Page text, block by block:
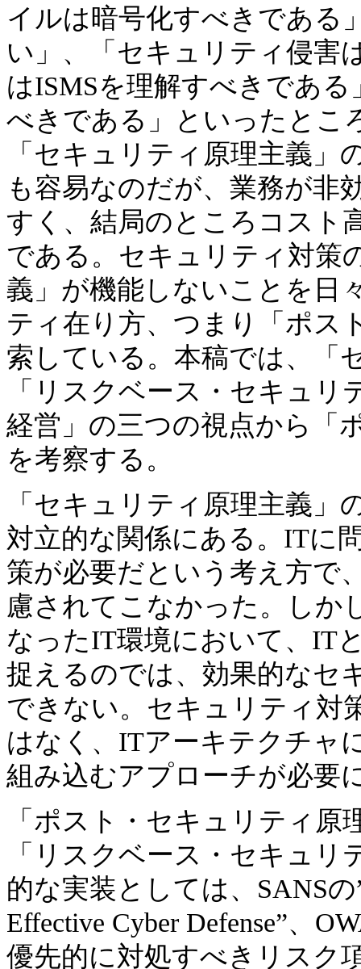
イルは暗号化すべきである
い」、「セキュリティ侵害
はISMSを理解すべきであ
べきである」といったとこ
「セキュリティ原理主義
も容易なのだが、業務が非
すく、結局のところコスト
である。セキュリティ対策
義」が機能しないことを日
ティ在り方、つまり「ポス
索している。本稿では、「
「リスクベース・セキュ
経営」の三つの視点から「
を考察する。
「セキュリティ原理主義
対立的な関係にある。ITに
策が必要だという考え方で
慮されてこなかった。しか
なったIT環境において、IT
捉えるのでは、効果的なセ
できない。セキュリティ対
はなく、ITアーキテクチャ
組み込むアプローチが必要
「ポスト・セキュリティ
「リスクベース・セキュ
的な実装としては、SANSの
Effective Cyber Defense”、
優先的に対処すべきリスク